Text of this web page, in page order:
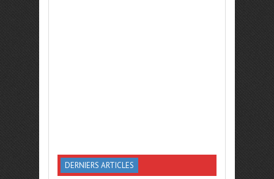
DERNIERS ARTICLES